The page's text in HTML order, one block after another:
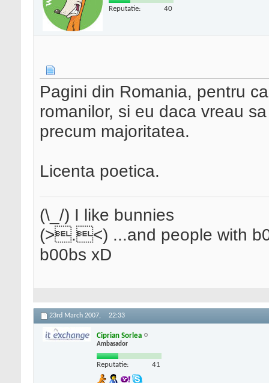
Reputatie: 40
Pagini din Romania, pentru
romanilor, si eu daca vreau
precum majoritatea.
Licenta poetica.
(\_/) I like bunnies
(>.<) ...and people with
b00bs xD
23rd March 2007, 22:33
Ciprian Sorlea
Ambasador
Reputatie: 41